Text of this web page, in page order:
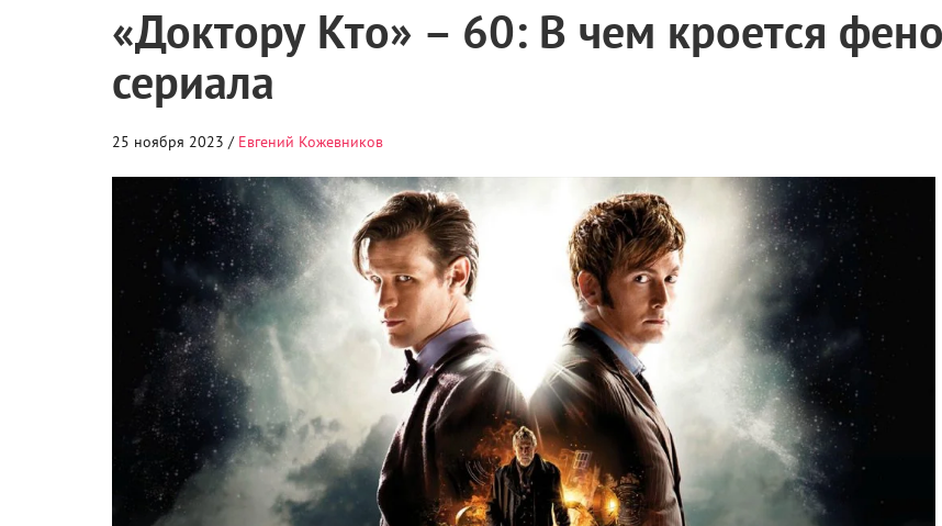
«Доктору Кто» – 60: В чем кроется
сериала
25 ноября 2023 / Евгений Кожевников